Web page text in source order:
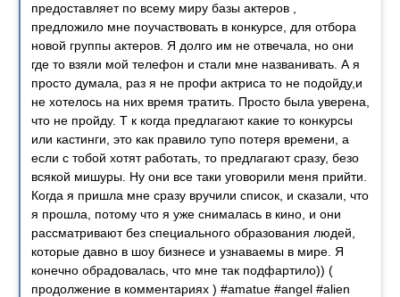
предоставляет по всему миру базы актеров ,
предложило мне поучаствовать в конкурсе, для отбора
новой группы актеров. Я долго им не отвечала, но они
где то взяли мой телефон и стали мне названивать. А я
просто думала, раз я не профи актриса то не подойду,и
не хотелось на них время тратить. Просто была уверена,
что не пройду. Т к когда предлагают какие то конкурсы
или кастинги, это как правило тупо потеря времени, а
если с тобой хотят работать, то предлагают сразу, безо
всякой мишуры. Ну они все таки уговорили меня прийти.
Когда я пришла мне сразу вручили список, и сказали, что
я прошла, потому что я уже снималась в кино, и они
рассматривают без специального образования людей,
которые давно в шоу бизнесе и узнаваемы в мире. Я
конечно обрадовалась, что мне так подфартило)) (
продолжение в комментариях ) #amatue #angel #alien